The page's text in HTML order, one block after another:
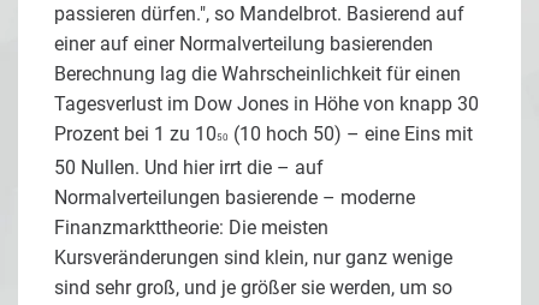
passieren dürfen.", so Mandelbrot. Basierend auf
einer auf einer Normalverteilung basierenden
Berechnung lag die Wahrscheinlichkeit für einen
Tagesverlust im Dow Jones in Höhe von knapp 30
Prozent bei 1 zu 1050
(10 hoch 50) – eine Eins mit
50 Nullen. Und hier irrt die – auf
Normalverteilungen basierende – moderne
Finanzmarkttheorie: Die meisten
Kursveränderungen sind klein, nur ganz wenige
sind sehr groß, und je größer sie werden, um so